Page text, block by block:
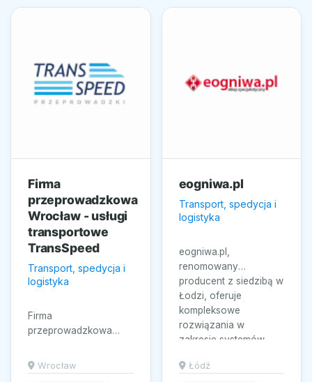
Firma
przeprowadzkowa
Wrocław - usługi
transportowe
TransSpeed
Transport, spedycja i
logistyka
Firma
przeprowadzkowa
transportowe
TransSpeed
Wrocław
eogniwa.pl
Transport, spedycja i
logistyka
eogniwa.pl,
renomowany
producent z siedzibą w
Łodzi, oferuje
kompleksowe
rozwiązania w
zakresie systemów...
Łódź